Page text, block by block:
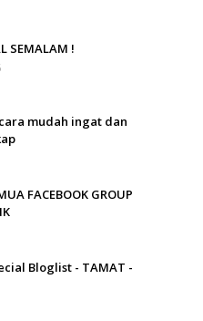
SEMALAM !
cara mudah ingat dan
FACEBOOK GROUP
Bloglist - TAMAT -